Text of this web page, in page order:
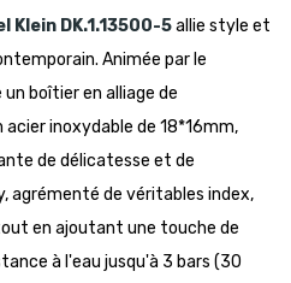
Klein DK.1.13500-5allie style et
Animée par le
boîtier en alliage de
inoxydable de 18*16mm,
de délicatesse et de
agrémenté de véritables index,
en ajoutant une touche de
à l'eau jusqu'à 3 bars (30